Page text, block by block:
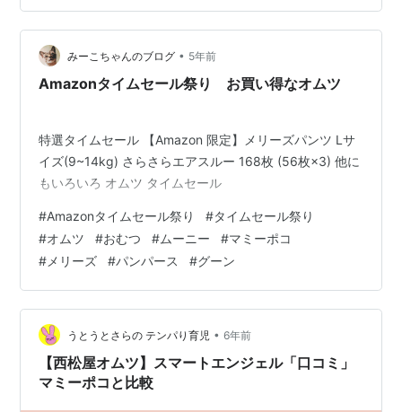
テープ はじめての肌へのいちばん 新生児(88枚入)
【wa06m】【パンパース 肌へのいちばん】 楽天で購入
紙おむつ お試しセット【新生児用・Sサイズ】 7種類×各
1枚 計7…
みーこちゃんのブログ • 5年前
Amazonタイムセール祭り お買い得なオムツ
特選タイムセール 【Amazon 限定】メリーズパンツ Lサ
イズ(9~14kg) さらさらエアスルー 168枚 (56枚×3) 他に
もいろいろ オムツ タイムセール
#Amazonタイムセール祭り #タイムセール祭り
#オムツ #おむつ #ムーニー #マミーポコ
#メリーズ #パンパース #グーン
うとうとさらの テンパり育児 • 6年前
【西松屋オムツ】スマートエンジェル「口コミ」
マミーポコと比較